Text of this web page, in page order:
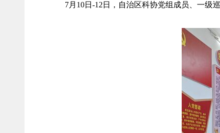
7月10日-12日，自治区科协党组成员、一级